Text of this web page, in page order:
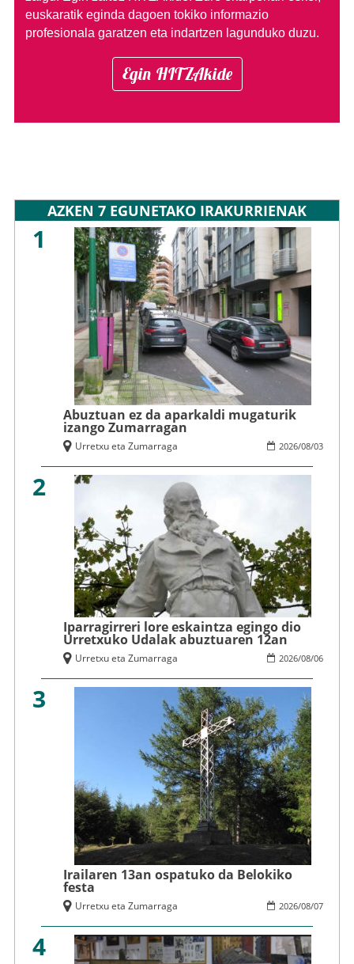
euskaratik eginda dagoen tokiko informazio
profesionala garatzen eta indartzen lagunduko duzu.
Egin HITZAkide
AZKEN 7 EGUNETAKO IRAKURRIENAK
1
Abuztuan ez da aparkaldi mugaturik
izango Zumarragan
2026/08/03
Urretxu eta Zumarraga
2
Iparragirreri lore eskaintza egingo dio
Urretxuko Udalak abuztuaren 12an
2026/08/06
Urretxu eta Zumarraga
3
Irailaren 13an ospatuko da Belokiko
festa
2026/08/07
Urretxu eta Zumarraga
4